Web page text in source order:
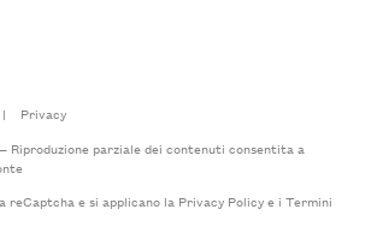
|
Privacy
Riproduzione parziale dei contenuti consentita a
reCaptcha e si applicano la Privacy Policye i Termini